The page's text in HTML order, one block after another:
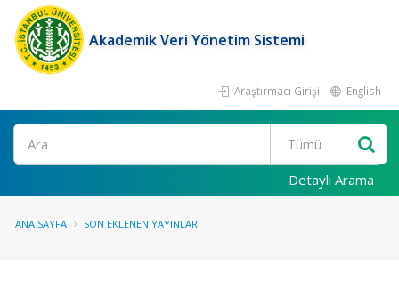
Akademik Veri Yönetim Sistemi
Araştırmacı Girişi English
Ara
Detaylı Arama
ANA SAYFA SON EKLENEN YAYINLAR